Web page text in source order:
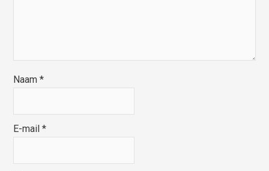
Naam*
E-mail*